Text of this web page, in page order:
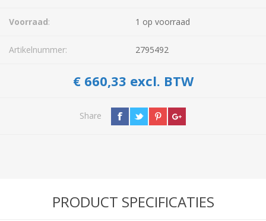
Voorraad: 1 op voorraad
Artikelnummer: 2795492
€ 660,33 excl. BTW
Share
PRODUCT SPECIFICATIES